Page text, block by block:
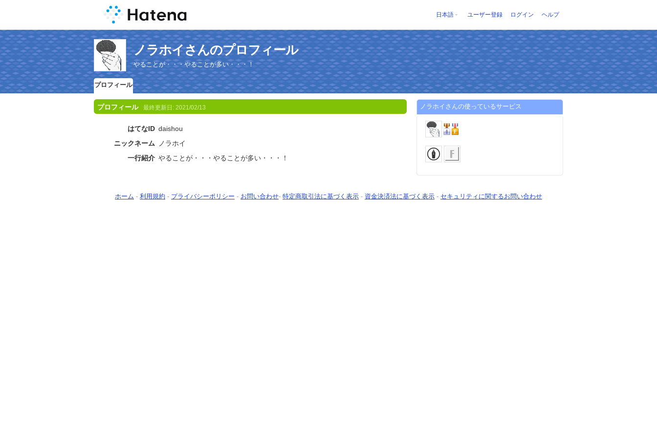
日本語 ユーザー登録 ログイン ヘルプ
ノラホイさんのプロフィール
やることが・・・やることが多い・・・！
プロフィール
プロフィール 最終更新日: 2021/02/13
はてなID daishou
ニックネーム
ノラホイ
一行紹介 やることが・・・やることが多い・・・！
ノラホイさんの使っているサービス
ホーム - 利用規約 - プライバシーポリシー - お問い合わせ- 特定商取引法に基づく表示 - 資金決済法に基づく表示 - セキュリティに関するお問い合わせ